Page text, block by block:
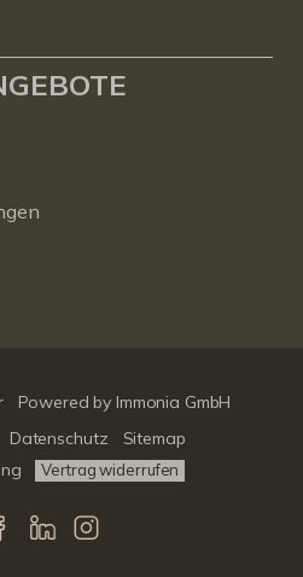
Powered by Immonia GmbH
Datenschutz
Sitemap
Vertrag widerrufen